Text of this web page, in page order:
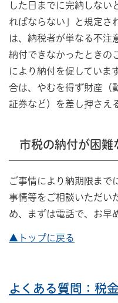
した日までに完納しない
ればならない」と規定さ
は、納税者が単なる不注
納付できなかったときの
により納付を促していま
合は、やむを得ず財産（
証券など）を差し押さえ
市税の納付が困難
ご事情により納期限まで
事情等をご相談いただい
め、まずは電話で、お早
▲トップに戻る
よくある質問：税金